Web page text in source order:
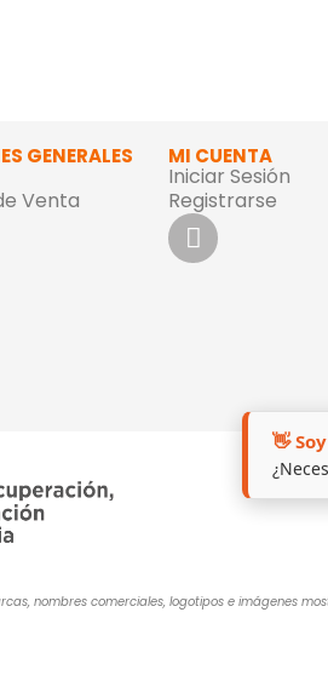
GENERALES
Venta
MI CUENTA
Iniciar Sesión
Registrarse
👋
nombres comerciales, logotipos e imágenes